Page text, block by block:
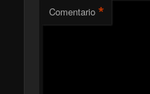
Comentario *